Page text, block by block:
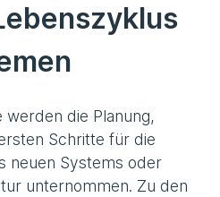
werden die Planung,
Schritte für die
neuen Systems oder
unternommen. Zu den